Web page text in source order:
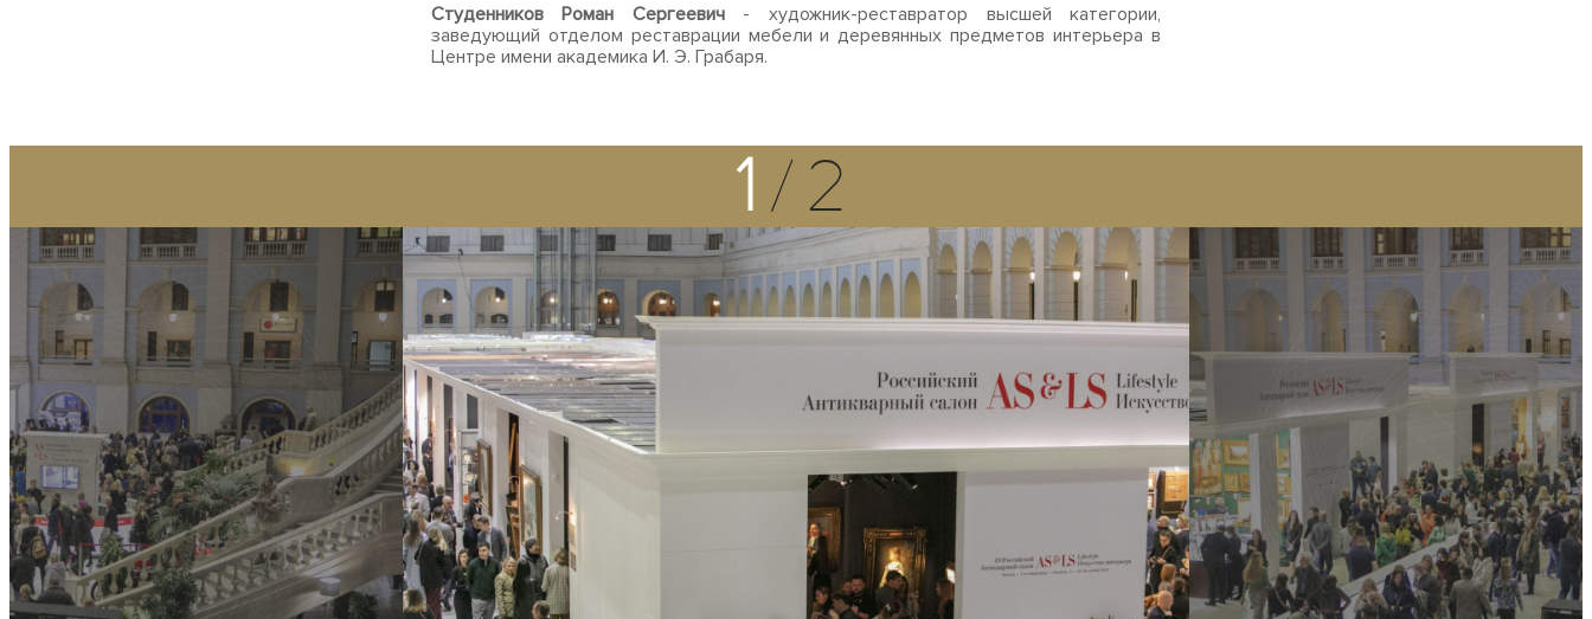
Студенников Роман Сергеевич- художник-реставратор высшей категории,
заведующий отделом реставрации мебели и деревянных предметов интерьера в
Центре имени академика И. Э. Грабаря.
1 /2